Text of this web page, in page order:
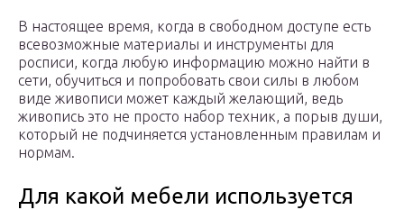
В настоящее время, когда в свободном доступе есть
всевозможные материалы и инструменты для
росписи, когда любую информацию можно найти в
сети, обучиться и попробовать свои силы в любом
виде живописи может каждый желающий, ведь
живопись это не просто набор техник, а порыв души,
который не подчиняется установленным правилам и
нормам.
Для какой мебели используется